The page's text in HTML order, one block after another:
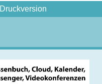
Druckversion